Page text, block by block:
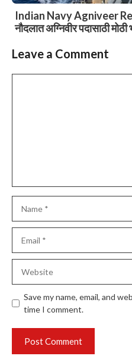
Indian Navy Agniveer
नौदलात अग्निवीर पदासाठी मोठी
Leave a Comment
Save my name, email, and
time I comment.